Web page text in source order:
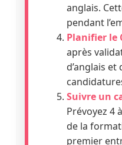
anglais.
pendant
Planifier le
après
d’anglais
Suivre un
Prévoyez 4
de la
premier